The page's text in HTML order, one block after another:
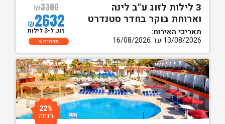
3 לילות לזוג ע"ב לינה
וארוחת בוקר בחדר סטנדרט
תאריכי האירוח:
13/08/2026 עד 16/08/2026
₪3300
₪2632
זוג, ל-3 לילות
פרטים
22%
הנחה